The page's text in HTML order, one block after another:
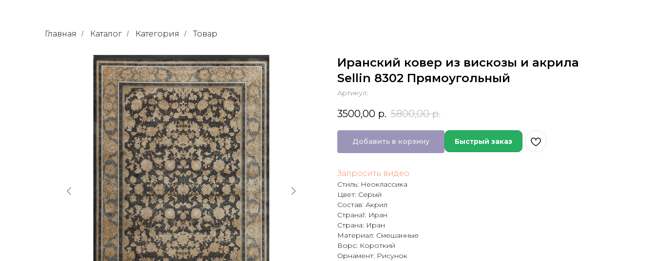
Главная / Каталог / Категория / Товар
Иранский ковер из вискозы и акрила
Sellin 8302 Прямоугольный
Артикул:
3500,00 р. 5800,00 р.
Добавить в корзину Быстрый заказ
Запросить видео
Стиль: Неоклассика
Цвет: Серый
Состав: Акрил
Страна1: Иран
Страна: Иран
Материал: Смешанные
Ворс: Короткий
Орнамент: Рисунок